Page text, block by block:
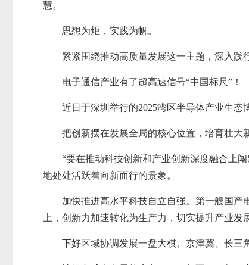
慧。
思想为炬，实践为帆。
紧紧围绕推动高质量发展这一主题，深入
电子通信产业有了超高速信号“中国标尺”！
近日于深圳举行的2025湾区半导体产业生态
把创新摆在发展全局的核心位置，培育壮大
“要在推动科技创新和产业创新深度融合上
地处处活跃着向新而行的景象。
加快推进高水平科技自立自强。第一艘国产
上，创新力加速转化为生产力，切实提升产业发
下好区域协调发展一盘大棋。京津冀、长三